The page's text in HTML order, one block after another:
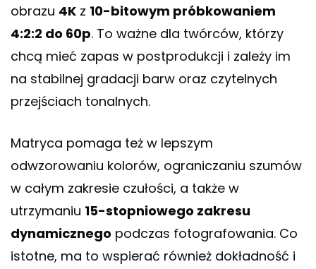
obrazu 4K z 10-bitowym próbkowaniem
4:2:2 do 60p. To ważne dla twórców, którzy
chcą mieć zapas w postprodukcji i zależy im
na stabilnej gradacji barw oraz czytelnych
przejściach tonalnych.
Matryca pomaga też w lepszym
odwzorowaniu kolorów, ograniczaniu szumów
w całym zakresie czułości, a także w
utrzymaniu 15-stopniowego zakresu
dynamicznego podczas fotografowania. Co
istotne, ma to wspierać również dokładność i